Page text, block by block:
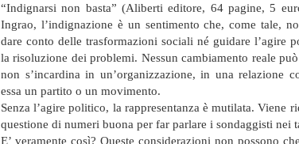
“Indignarsi non basta” (Aliberti editore, 64 pagine, 5
Ingrao, l’indignazione è un sentimento che, come tale,
dare conto delle trasformazioni sociali né guidare l’agire
la risoluzione dei problemi. Nessun cambiamento reale
non s’incardina in un’organizzazione, in una relazione
essa un partito o un movimento.
Senza l’agire politico, la rappresentanza è mutilata. Viene
questione di numeri buona per far parlare i sondaggisti nei
E’ veramente così? Queste considerazioni non possono